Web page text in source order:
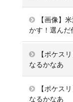
【画像】
かす！選んだ
【ポケス
なるかなあ
【ポケス
なるかなあ